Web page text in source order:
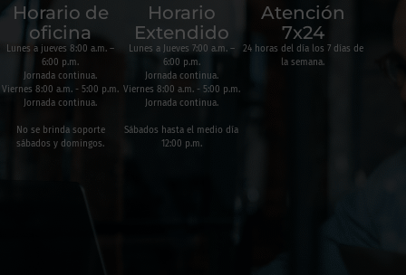
Horario de
oficina
Lunes a jueves 8:00 a.m. –
6:00 p.m.
Jornada continua.
Viernes 8:00 a.m. - 5:00 p.m.
Jornada continua.
No se brinda soporte
sábados y domingos.
Horario
Extendido
Lunes a Jueves 7:00 a.m. –
6:00 p.m.
Jornada continua.
Viernes 8:00 a.m. - 5:00 p.m.
Jornada continua.
Sábados hasta el medio día
12:00 p.m.
Atención
7x24
24 horas del día los 7 días de
la semana.